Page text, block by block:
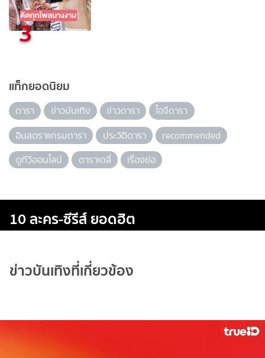
3
แท็กยอดนิยม
ดารา ข่าวบันเทิง ข่าวดารา
ไอจีดารา
อินสตราแกรมดารา
ประวัติดารา
recommended
ดูทีวีออนไลน์
ดาราเดลี่ เรื่องย่อ
10 ละคร-ซีรีส์ ยอดฮิต
ข่าวบันเทิงที่เกี่ยวข้อง